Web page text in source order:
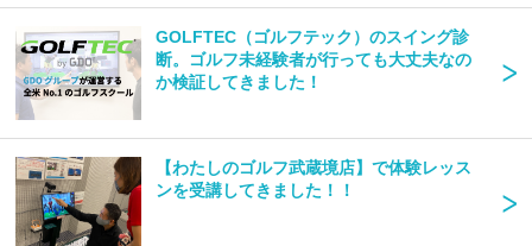
GOLFTEC（ゴルフテック）のスイング診
断。ゴルフ未経験者が行っても大丈夫なの
か検証してきました！
【わたしのゴルフ武蔵境店】で体験レッス
ンを受講してきました！！